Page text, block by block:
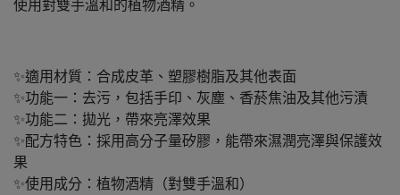
使用對雙手溫和的植物酒精。
✨適用材質：合成皮革、塑膠樹脂及其他表面
✨功能一：去污，包括手印、灰塵、香菸焦油及其他污漬
✨功能二：拋光，帶來亮澤效果
✨配方特色：採用高分子量矽膠，能帶來濕潤亮澤與保護效
果
✨使用成分：植物酒精（對雙手溫和）